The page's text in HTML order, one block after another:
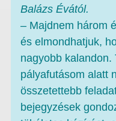
Balázs Évától.
– Majdnem három
és elmondhatjuk,
nagyobb kalandon.
pályafutásom alatt
összetettebb
bejegyzések